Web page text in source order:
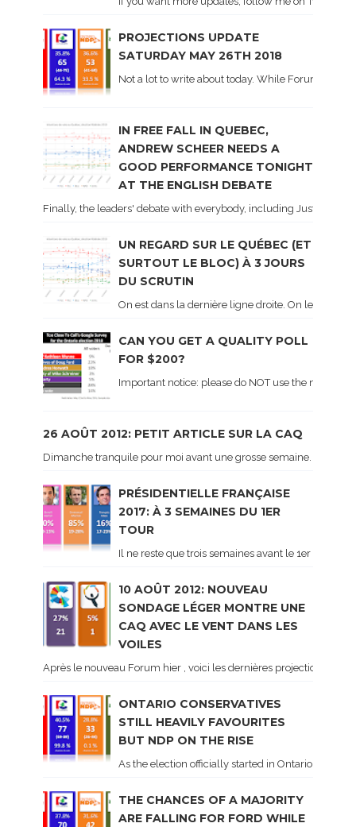
PROJECTIONS UPDATE
SATURDAY MAY 26TH 2018
Not a lot to write about today. While Forum did
IN FREE FALL IN QUEBEC,
ANDREW SCHEER NEEDS A
GOOD PERFORMANCE TONIGHT
AT THE ENGLISH DEBATE
Finally, the leaders' debate with everybody, including Justin
UN REGARD SUR LE QUÉBEC (ET
SURTOUT LE BLOC) À 3 JOURS
DU SCRUTIN
On est dans la dernière ligne droite. On le sait
CAN YOU GET A QUALITY POLL
FOR $200?
Important notice: please do NOT use the
26 AOÛT 2012: PETIT ARTICLE SUR LA CAQ
Dimanche tranquile pour moi avant une grosse semaine. Voici
PRÉSIDENTIELLE FRANÇAISE
2017: À 3 SEMAINES DU 1ER
TOUR
Il ne reste que trois semaines avant le 1er tour de
10 AOÛT 2012: NOUVEAU
SONDAGE LÉGER MONTRE UNE
CAQ AVEC LE VENT DANS LES
VOILES
Après le nouveau Forum hier , voici les dernières projections
ONTARIO CONSERVATIVES
STILL HEAVILY FAVOURITES
BUT NDP ON THE RISE
As the election officially started in Ontario, some
THE CHANCES OF A MAJORITY
ARE FALLING FOR FORD WHILE